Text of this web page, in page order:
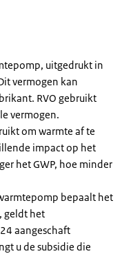
uitgedrukt in
vermogen kan
RVO gebruikt
vermogen.
om warmte af te
impact op het
het GWP, hoe minder
bepaalt het
geldt het
aangeschaft
u de subsidie die